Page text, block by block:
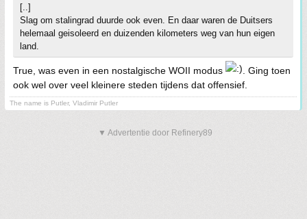
[..]
Slag om stalingrad duurde ook even. En daar waren de Duitsers
helemaal geisoleerd en duizenden kilometers weg van hun eigen
land.
True, was even in een nostalgische WOII modus
. Ging toen
ook wel over veel kleinere steden tijdens dat offensief.
The name is Putler, Vladimir Putler
▼ Advertentie door Refinery89